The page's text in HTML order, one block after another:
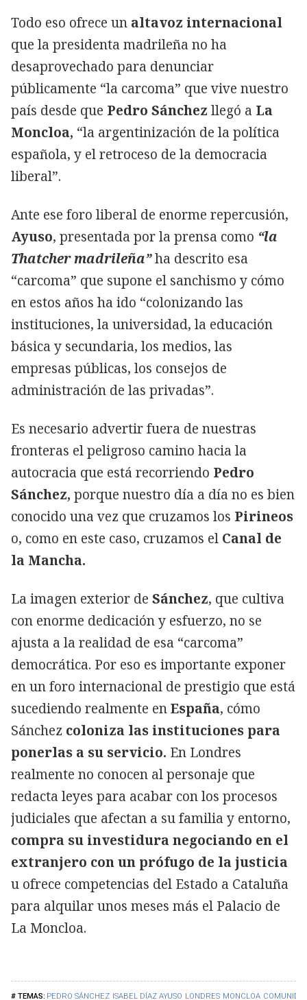
PEDRO SÁNCHEZ ISABEL DÍAZ AYUSO LONDRES MONCLOA
Todo eso ofrece un altavoz internacional
que la presidenta madrileña no ha
desaprovechado para denunciar
públicamente “la carcoma” que vive nuestro
país desde que Pedro Sánchez llegó a La
Moncloa, “la argentinización de la política
española, y el retroceso de la democracia
liberal”.
Ante ese foro liberal de enorme repercusión,
Ayuso, presentada por la prensa como “la
Thatcher madrileña”ha descrito esa
“carcoma” que supone el sanchismo y cómo
en estos años ha ido “colonizando las
instituciones, la universidad, la educación
básica y secundaria, los medios, las
empresas públicas, los consejos de
administración de las privadas”.
Es necesario advertir fuera de nuestras
fronteras el peligroso camino hacia la
autocracia que está recorriendo Pedro
Sánchez, porque nuestro día a día no es bien
conocido una vez que cruzamos los Pirineos
o, como en este caso, cruzamos el Canal de
la Mancha.
La imagen exterior de Sánchez, que cultiva
con enorme dedicación y esfuerzo, no se
ajusta a la realidad de esa “carcoma”
democrática. Por eso es importante exponer
en un foro internacional de prestigio que está
sucediendo realmente enEspaña, cómo
Sánchez coloniza las instituciones para
ponerlas a su servicio. En Londres
realmente no conocen al personaje que
redacta leyes para acabar con los procesos
judiciales que afectan a su familia y entorno,
compra su investidura negociando en el
extranjero con un prófugo de la justicia
u ofrece competencias del Estado a Cataluña
para alquilar unos meses más el Palacio de
La Moncloa.